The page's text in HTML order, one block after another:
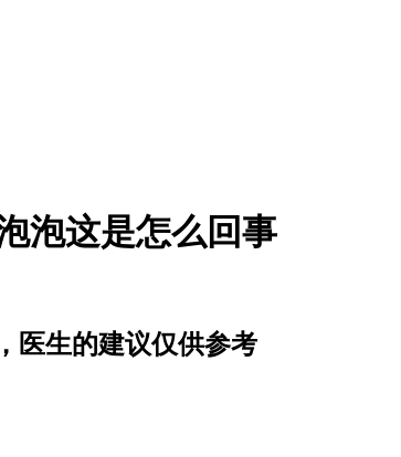
泡这是怎么回事
医生的建议仅供参考